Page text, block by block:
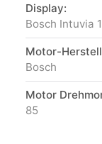
Display:
Bosch Intuvia
Motor-
Bosch
Motor
85